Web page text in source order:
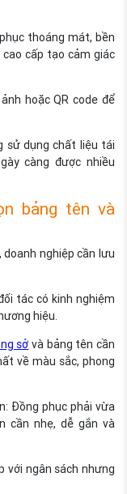
thoáng mát, bền
cấp tạo cảm giác
hoặc QR code để
sử dụng chất liệu tái
càng được nhiều
bảng tên và
nghiệp cần lưu
tác có kinh nghiệm
hiệu.
sở và bảng tên cần
về màu sắc, phong
Đồng phục phải vừa
cần nhẹ, dễ gắn và
với ngân sách nhưng